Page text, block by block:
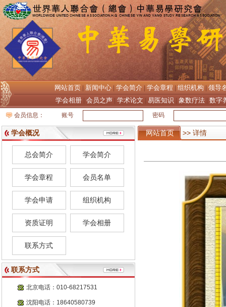
网站首页 新闻中心 学会简介 学会章程 组织机构
领导
学会相册 |会员之声 |学术论文 |易医知识 |象数疗法 |数字
会员信息： 账号 密码
学会概况
总会简介 学会简介
学会章程 会员名单
学会申请 组织机构
资质证明 学会相册
联系方式
联系方式
北京电话：010-68217531
沈阳电话：18640580739
网站首页 >> 详情